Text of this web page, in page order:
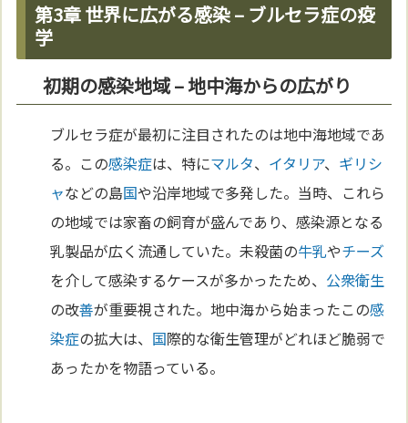
第3章 世界に広がる感染 – ブルセラ症の疫
学
初期の感染地域 – 地中海からの広がり
ブルセラ症が最初に注目されたのは地中海地域であ
る。この感染症は、特にマルタ、 イタリア、 ギリシ
ャなどの島国や沿岸地域で多発した。当時、これら
の地域では家畜の飼育が盛んであり、感染源となる
乳製品が広く流通していた。未殺菌の牛乳やチーズ
を介して感染するケースが多かったため、 公衆衛生
の改善が重要視された。地中海から始まったこの感
染症の拡大は、 国際的な衛生管理がどれほど脆弱で
あったかを物語っている。